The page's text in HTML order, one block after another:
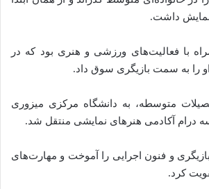
داشت.
با فعالیت‌های ورزشی و هنری بودکه در
او را به سمت بازیگری سوق داد.
متوسطه، به دانشگاه مرکزی میزوری
درام آکادمی هنرهای نمایشی منتقل شد.
بازیگری و فنون اجرایی را آموخت و مهارت‌های
کرد.